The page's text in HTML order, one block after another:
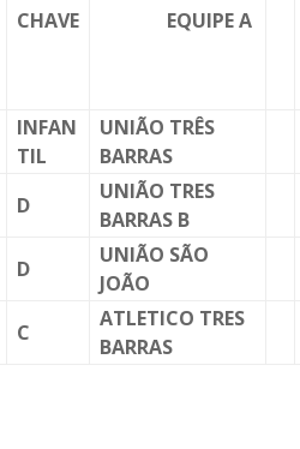
CHAVE EQUIPE A
INFAN
TIL
UNIÃO TRÊS
BARRAS
D
UNIÃO TRES
BARRAS B
D
UNIÃO SÃO
JOÃO
C
ATLETICO TRES
BARRAS